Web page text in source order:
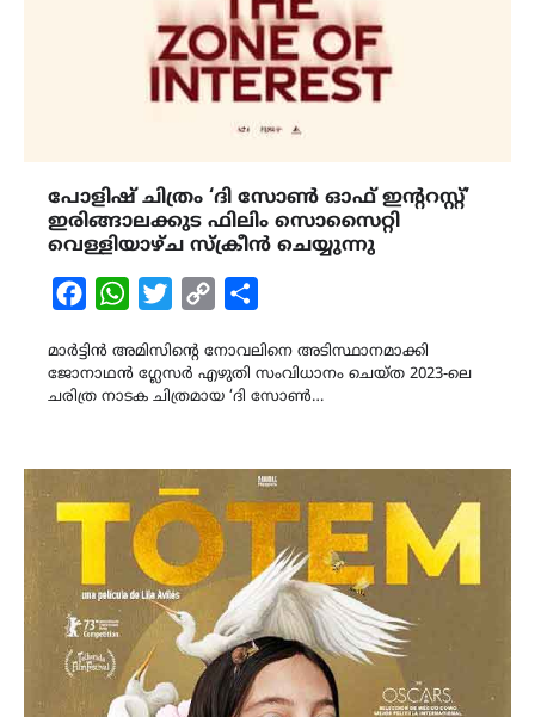
പോളിഷ് ചിത്രം ‘ദി സോൺ ഓഫ് ഇൻ്ററസ്റ്റ്’
ഇരിങ്ങാലക്കുട ഫിലിം സൊസൈറ്റി
വെള്ളിയാഴ്ച സ്ക്രീൻ ചെയ്യുന്നു
FacebookWhatsAppTwitterCopy
മാർട്ടിൻ അമിസിൻ്റെ നോവലിനെ അടിസ്ഥാനമാക്കി
ജോനാഥൻ ഗ്ലേസർ എഴുതി സംവിധാനം ചെയ്‌ത 2023-ലെ
ചരിത്ര നാടക ചിത്രമായ ‘ദി സോൺ…